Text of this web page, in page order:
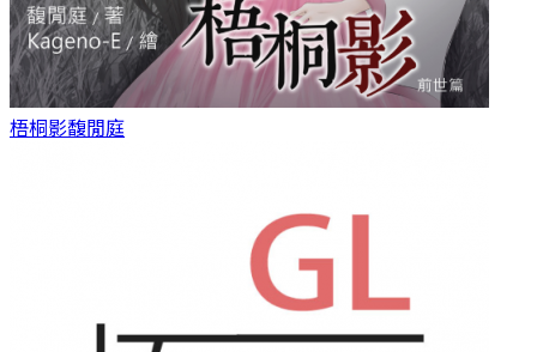
梧桐影馥閒庭